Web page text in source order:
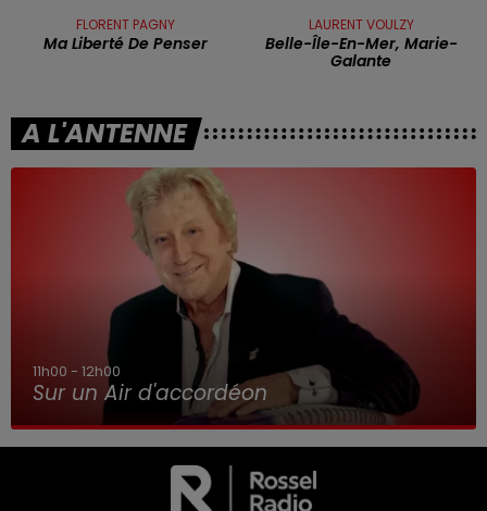
FLORENT PAGNY
Ma Liberté De Penser
LAURENT VOULZY
Belle-Île-En-Mer, Marie-
Galante
A L'ANTENNE
11h00 - 12h00
Sur un Air d'accordéon